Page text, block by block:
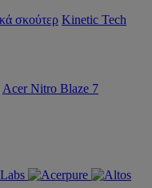
σκούτερ Kinetic Tech
Acer Nitro Blaze 7